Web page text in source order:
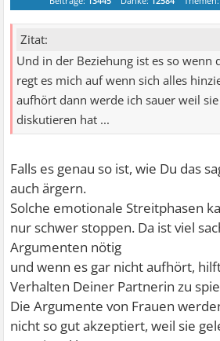
Zitat:
Und in der Beziehung ist es so wenn
regt es mich auf wenn sich alles
aufhört dann werde ich sauer weil
diskutieren hat ...
Falls es genau so ist, wie Du das
auch ärgern.
Solche emotionale Streitphasen
nur schwer stoppen. Da ist viel
Argumenten nötig
und wenn es gar nicht aufhört,
Verhalten Deiner Partnerin zu
Die Argumente von Frauen
nicht so gut akzeptiert, weil sie